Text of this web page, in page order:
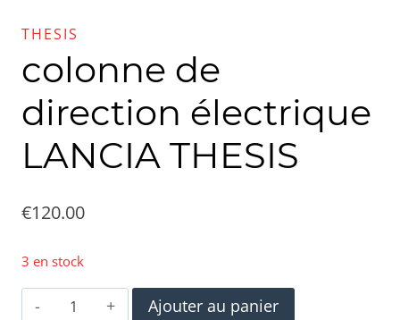
THESIS
colonne de
direction électrique
LANCIA THESIS
€120.00
3 en stock
quantité
Ajouter au panier